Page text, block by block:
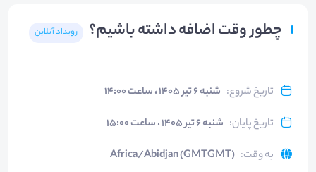
چطور وقت اضافه داشته باشیم؟ رویداد آنلاین
تاریخ شروع: شنبه ۶ تیر ۱۴۰۵ ، ساعت ۱۴:۰۰
تاریخ پایان: شنبه ۶ تیر ۱۴۰۵ ، ساعت ۱۵:۰۰
به وقت:
Africa/Abidjan (GMTGMT)